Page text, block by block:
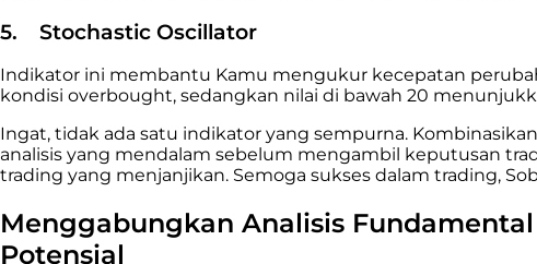
5. Stochastic Oscillator
Indikator ini membantu Kamu mengukur kecepatan
kondisi overbought, sedangkan nilai di bawah 20
Ingat, tidak ada satu indikator yang sempurna.
analisis yang mendalam sebelum mengambil keputusan
trading yang menjanjikan. Semoga sukses dalam trading,
Menggabungkan Analisis
Potensial